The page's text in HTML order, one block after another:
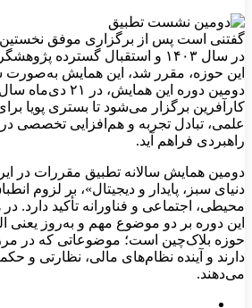
گفتنی است پس از برگزاری موفق
در سال ۱۴۰۳ و استقبال گسترده
این حوزه، مقرر شد، این همایش به‌صورت
دومین دوره این
کارآفرین برگزار می‌شود تا بستری پویا
علمی، تبادل تجربه و هم‌افزایی تخصصی
راهبردی فراهم آید.
دومین همایش سالانه تطبیق مقررات در
دنیای سبز، پایدار و دیجیتال»، بر لزوم
محیطی، اجتماعی و فناورانه تأکید دارد.
حوزه بلاک‌چین است؛ موضوعاتی که در
دارند و آینده نظام‌های مالی، نظارتی و
می‌دهند.